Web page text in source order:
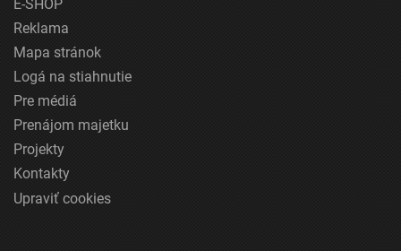
E-SHOP
Reklama
Mapa stránok
Logá na stiahnutie
Pre médiá
Prenájom majetku
Projekty
Kontakty
Upraviť cookies